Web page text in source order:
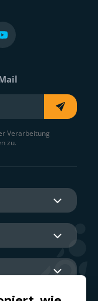
Verarbeitung
zu.